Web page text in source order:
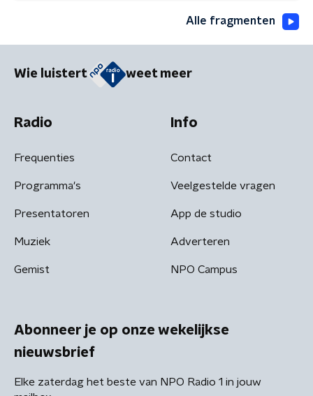
Alle fragmenten
Wie luistert weet meer
Radio
Frequenties
Programma's
Presentatoren
Muziek
Gemist
Info
Contact
Veelgestelde vragen
App de studio
Adverteren
NPO Campus
Abonneer je op onze wekelijkse
nieuwsbrief
Elke zaterdag het beste van NPO Radio 1 in jouw